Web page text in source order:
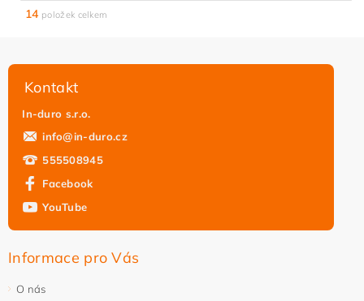
14 položek celkem
Kontakt
In-duro s.r.o.
info@in-duro.cz
555508945
Facebook
YouTube
Informace pro Vás
O nás